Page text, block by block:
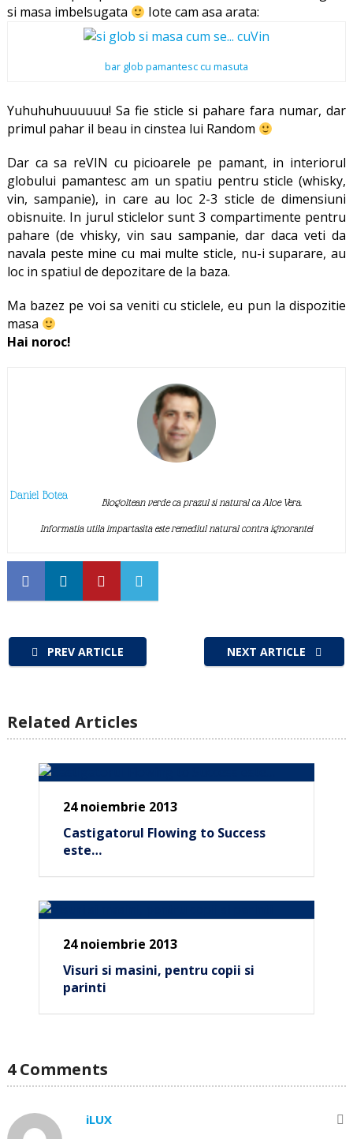
si masa imbelsugata
Iote cam asa arata:
bar glob pamantesc cu masuta
Yuhuhuhuuuuuu! Sa fie sticle si pahare fara numar, dar
primul pahar il beau in cinstea lui Random
Dar ca sa reVIN cu picioarele pe pamant, in interiorul
globului pamantesc am un spatiu pentru sticle (whisky,
vin, sampanie), in care au loc 2-3 sticle de dimensiuni
obisnuite. In jurul sticlelor sunt 3 compartimente pentru
pahare (de vhisky, vin sau sampanie, dar daca veti da
navala peste mine cu mai multe sticle, nu-i suparare, au
loc in spatiul de depozitare de la baza.
Ma bazez pe voi sa veniti cu sticlele, eu pun la dispozitie
masa
Hai noroc!
Daniel Botea
Blogoltean verde ca prazul si natural ca Aloe Vera.
Informatia utila impartasita este remediul natural contra ignorantei
PREV ARTICLE NEXT ARTICLE
Related Articles
24 noiembrie 2013
Castigatorul Flowing to Success
este…
24 noiembrie 2013
Visuri si masini, pentru copii si
parinti
4 Comments
iLUX